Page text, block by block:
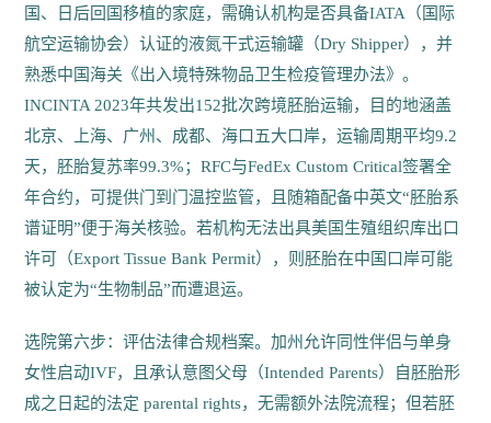
国、日后回国移植的家庭，需确认机构是否具备IATA（国际
航空运输协会）认证的液氮干式运输罐（Dry Shipper），并
熟悉中国海关《出入境特殊物品卫生检疫管理办法》。
INCINTA 2023年共发出152批次跨境胚胎运输，目的地涵盖
北京、上海、广州、成都、海口五大口岸，运输周期平均9.2
天，胚胎复苏率99.3%；RFC与FedEx Custom Critical签署全
年合约，可提供门到门温控监管，且随箱配备中英文“胚胎系
谱证明”便于海关核验。若机构无法出具美国生殖组织库出口
许可（Export Tissue Bank Permit），则胚胎在中国口岸可能
被认定为“生物制品”而遭退运。
选院第六步：评估法律合规档案。加州允许同性伴侣与单身
女性启动IVF，且承认意图父母（Intended Parents）自胚胎形
成之日起的法定 parental rights，无需额外法院流程；但若胚